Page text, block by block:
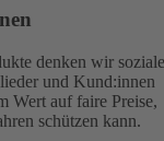
denken wir soziale
und Kund:innen
Wert auf faire Preise,
schützen kann.